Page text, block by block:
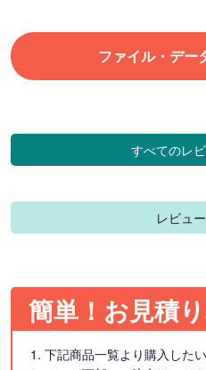
ファイル・デー
すべてのレ
レビュ
簡単！お見積り
1. 下記商品一覧より購入した